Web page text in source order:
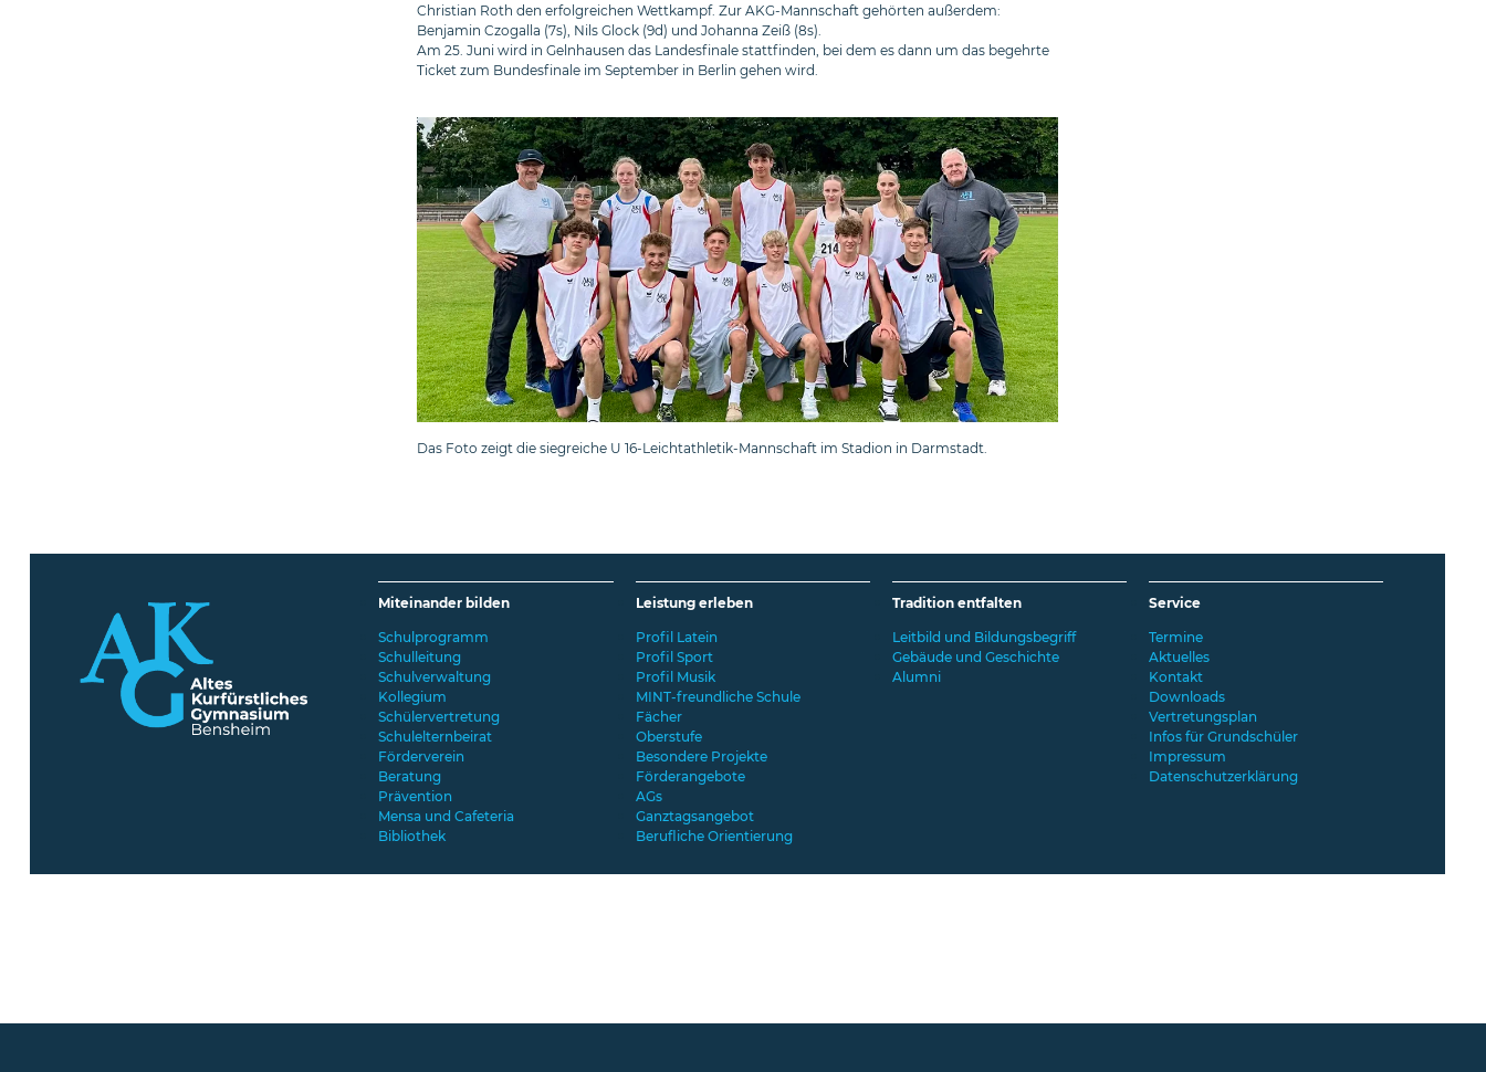
Christian Roth den erfolgreichen Wettkampf. Zur AKG-Mannschaft gehörten außerdem:
Benjamin Czogalla (7s), Nils Glock (9d) und Johanna Zeiß (8s).
Am 25. Juni wird in Gelnhausen das Landesfinale stattfinden, bei dem es dann um das begehrte
Ticket zum Bundesfinale im September in Berlin gehen wird.
Das Foto zeigt die siegreiche U 16-Leichtathletik-Mannschaft im Stadion in Darmstadt.
Miteinander bilden
Schulprogramm
Schulleitung
Schulverwaltung
Kollegium
Schülervertretung
Schulelternbeirat
Förderverein
Beratung
Prävention
Mensa und Cafeteria
Bibliothek
Leistung erleben
Profil Latein
Profil Sport
Profil Musik
MINT-freundliche Schule
Fächer
Oberstufe
Besondere Projekte
Förderangebote
AGs
Ganztagsangebot
Berufliche Orientierung
Tradition entfalten
Leitbild und Bildungsbegriff
Gebäude und Geschichte
Alumni
Service
Termine
Aktuelles
Kontakt
Downloads
Vertretungsplan
Infos für Grundschüler
Impressum
Datenschutzerklärung